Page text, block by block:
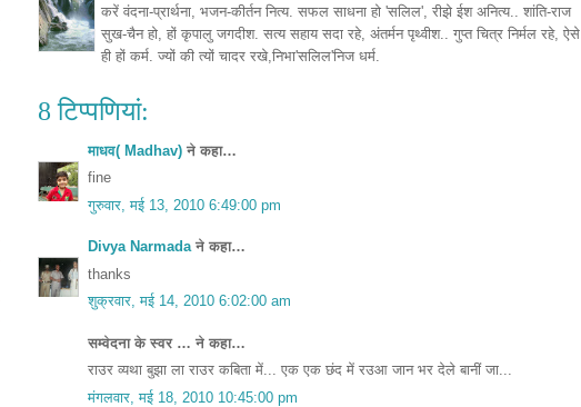
करें वंदना-प्रार्थना, भजन-कीर्तन नित्य. सफल साधना हो 'सलिल', रीझे ईश अनित्य.. शांति-राज
सुख-चैन हो, हों कृपालु जगदीश. सत्य सहाय सदा रहे, अंतर्मन पृथ्वीश.. गुप्त चित्र निर्मल रहे, ऐसे
ही हों कर्म. ज्यों की त्यों चादर रखे,निभा'सलिल'निज धर्म.
8 टिप्‍पणियां:
माधव( Madhav) ने कहा…
fine
गुरुवार, मई 13, 2010 6:49:00 pm
Divya Narmadaने कहा…
thanks
शुक्रवार, मई 14, 2010 6:02:00 am
सम्वेदना के स्वर … ने कहा…
राउर व्यथा बुझा ला राउर कबिता में... एक एक छंद में रउआ जान भर देले बानीं जा...
मंगलवार, मई 18, 2010 10:45:00 pm